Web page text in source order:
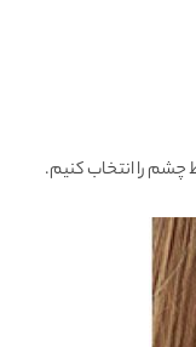
را انتخاب کنیم.